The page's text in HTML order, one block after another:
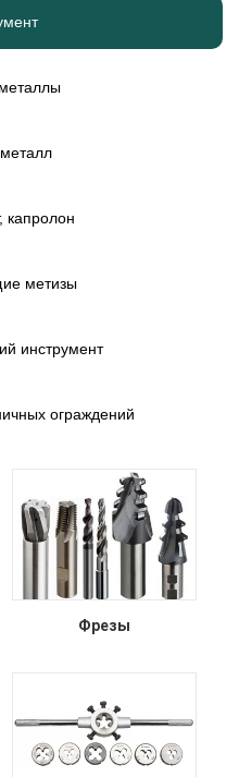
капролон
метизы
инструмент
ограждений
Фрезы